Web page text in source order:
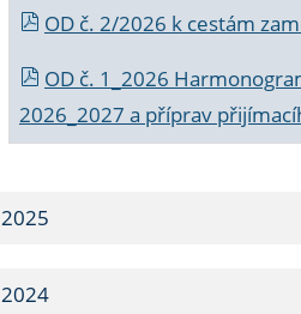
OD č. 2/2026 k cestám
OD č. 1_2026
2026_2027 a příprav
2025
2024